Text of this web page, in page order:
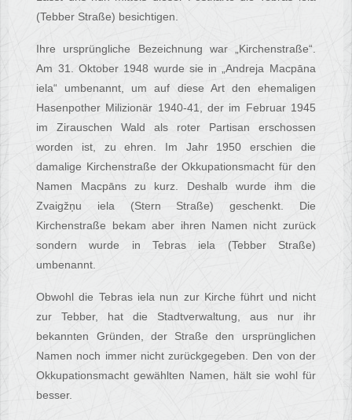
(Tebber Straße) besichtigen.
Ihre ursprüngliche Bezeichnung war „Kirchenstraße“.
Am 31. Oktober 1948 wurde sie in „Andreja Macpāna
iela“ umbenannt, um auf diese Art den ehemaligen
Hasenpother Milizionär 1940-41, der im Februar 1945
im Zirauschen Wald als roter Partisan erschossen
worden ist, zu ehren. Im Jahr 1950 erschien die
damalige Kirchenstraße der Okkupationsmacht für den
Namen Macpāns zu kurz. Deshalb wurde ihm die
Zvaigžņu iela (Stern Straße) geschenkt. Die
Kirchenstraße bekam aber ihren Namen nicht zurück
sondern wurde in Tebras iela (Tebber Straße)
umbenannt.
Obwohl die Tebras iela nun zur Kirche führt und nicht
zur Tebber, hat die Stadtverwaltung, aus nur ihr
bekannten Gründen, der Straße den ursprünglichen
Namen noch immer nicht zurückgegeben. Den von der
Okkupationsmacht gewählten Namen, hält sie wohl für
besser.